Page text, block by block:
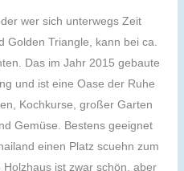
wer sich unterwegs Zeit
Golden Triangle, kann bei ca.
Das im Jahr 2015 gebaute
und ist eine Oase der Ruhe
Kochkurse, großer Garten
Gemüse. Bestens geeignet
einen Platz scuehn zum
ist zwar schön, aber